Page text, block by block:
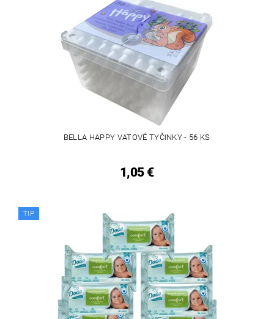
BELLA HAPPY VATOVÉ TYČINKY - 56 KS
1,05 €
TIP